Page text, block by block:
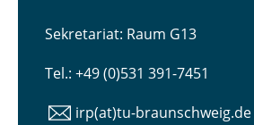
Sekretariat: Raum G13
Tel.: +49 (0)531 391-7451
irp(at)tu-braunschweig.de